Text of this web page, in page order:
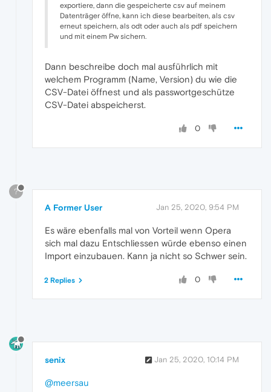
exportiere, dann die gespeicherte csv auf meinem
Datenträger öffne, kann ich diese bearbeiten, als csv
erneut speichern, als odt oder auch als pdf speichern
und mit einem Pw sichern.
Dann beschreibe doch mal ausführlich mit
welchem Programm (Name, Version) du wie die
CSV-Datei öffnest und als passwortgeschütze
CSV-Datei abspeicherst.
0
?
A Former User Jan 25, 2020, 9:54 PM
Es wäre ebenfalls mal von Vorteil wenn Opera
sich mal dazu Entschliessen würde ebenso einen
Import einzubauen. Kann ja nicht so Schwer sein.
0
2 Replies
senix Jan 25, 2020, 10:14 PM
@meersau